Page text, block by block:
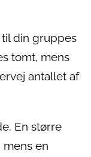
din gruppes
tomt, mens
antallet af
En større
en